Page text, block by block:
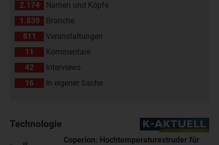
2.174
Namen und Köpfe
1.839
Branche
811
Veranstaltungen
11
Kommentare
42
Interviews
16
In eigener Sache
Technologie
Coperion: Hochtemperaturextruder für